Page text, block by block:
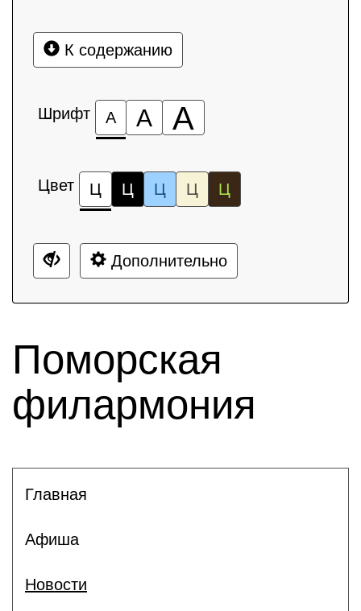
К содержанию
Шрифт А А А
Цвет Ц Ц Ц Ц Ц
Дополнительно
Поморская
филармония
Главная
Афиша
Новости